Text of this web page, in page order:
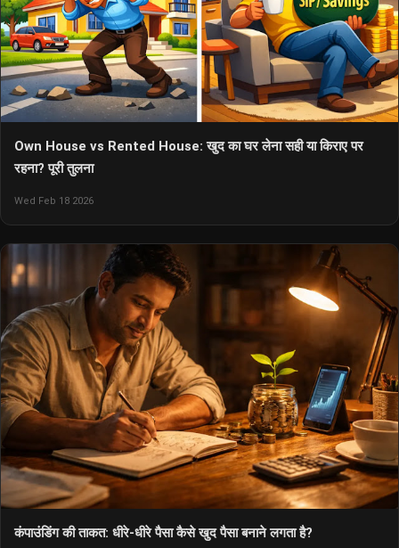
Own House vs Rented House: खुद का घर लेना सही या किराए पर
रहना? पूरी तुलना
Wed Feb 18 2026
कंपाउंडिंग की ताकत: धीरे-धीरे पैसा कैसे खुद पैसा बनाने लगता है?